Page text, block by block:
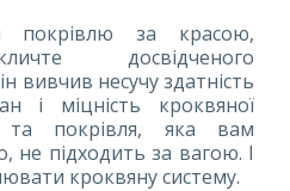
за красою,
досвідченого
вивчив несучу здатність
і міцність кроквяної
покрівля, яка вам
не підходить за вагою. І
кроквяну систему.